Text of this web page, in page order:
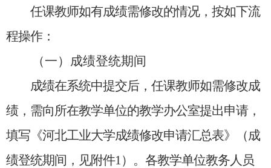
任课教师如有成绩需修改的情况，按如下流
程操作：
（一）成绩登统期间
成绩在系统中提交后，任课教师如需修改成
绩，需向所在教学单位的教学办公室提出申请，
填写《河北工业大学成绩修改申请汇总表》（成
绩登统期间，见附件1） 。各教学单位教务人员